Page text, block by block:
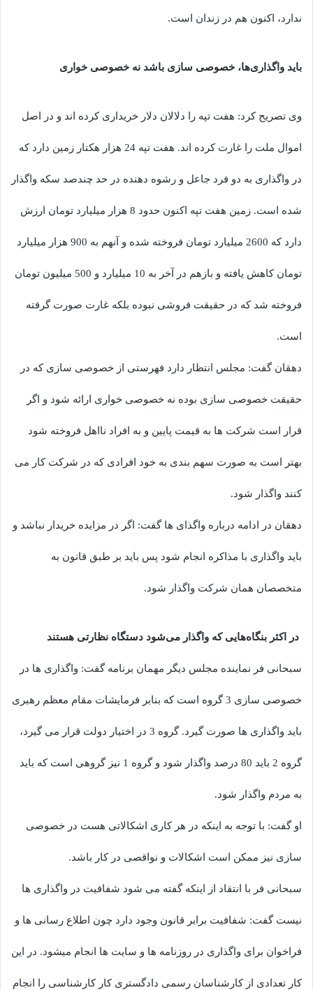
ندارد، اکنون هم در زندان است.
باید واگذاری‌ها، خصوصی سازی باشد نه خصوصی خواری
وی تصریح کرد: هفت تپه را دلالان دلار خریداری کرده اند و در اصل
اموال ملت را غارت کرده اند. هفت تپه 24 هزار هکتار زمین دارد که
در واگذاری به دو فرد جاعل و رشوه دهنده در حد چندصد سکه واگذار
شده است. زمین هفت تپه اکنون حدود 8 هزار میلیارد تومان ارزش
دارد که 2600 میلیارد تومان فروخته شده و آنهم به 900 هزار میلیارد
تومان کاهش یافته و بازهم در آخر به 10 میلیارد و 500 میلیون تومان
فروخته شد که در حقیقت فروشی نبوده بلکه غارت صورت گرفته
است.
دهقان گفت: مجلس انتظار دارد فهرستی از خصوصی سازی که در
حقیقت خصوصی سازی بوده نه خصوصی خواری ارائه شود و اگر
قرار است شرکت ها به قیمت پایین و به افراد نااهل فروخته شود
بهتر است به صورت سهم بندی به خود افرادی که در شرکت کار می
کنند واگذار شود.
دهقان در ادامه درباره واگذای ها گفت: اگر در مزایده خریدار نباشد و
باید واگذاری با مذاکره انجام شود پس باید بر طبق قانون به
متخصصان همان شرکت واگذار شود.
در اکثر بنگاه‌هایی که واگذار می‌شود دستگاه نظارتی هستند
سبحانی فر نماینده مجلس دیگر مهمان برنامه گفت: واگذاری ها در
خصوصی سازی 3 گروه است که بنابر فرمایشات مقام معظم رهبری
باید واگذاری ها صورت گیرد. گروه 3 در اختیار دولت قرار می گیرد،
گروه 2 باید 80 درصد واگذار شود و گروه 1 نیز گروهی است که باید
به مردم واگذار شود.
او گفت: با توجه به اینکه در هر کاری اشکالاتی هست در خصوصی
سازی نیز ممکن است اشکالات و نواقصی در کار باشد.
سبحانی فر با انتقاد از اینکه گفته می شود شفافیت در واگذاری ها
نیست گفت: شفافیت برابر قانون وجود دارد چون اطلاع رسانی ها و
فراخوان برای واگذاری در روزنامه ها و سایت ها انجام میشود. در این
کار تعدادی از کارشناسان رسمی دادگستری کار کارشناسی را انجام